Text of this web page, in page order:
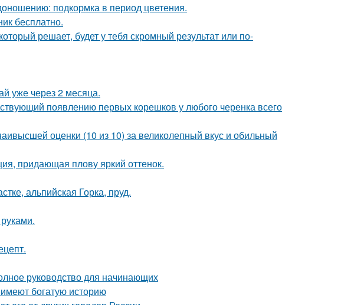
подкормка в период цветения.
бесплатно.
решает, будет у тебя скромный результат или по-
уже через 2 месяца.
появлению первых корешков у любого черенка всего
оценки (10 из 10) за великолепный вкус и обильный
придающая плову яркий оттенок.
альпийская Горка, пруд.
руководство для начинающих
богатую историю